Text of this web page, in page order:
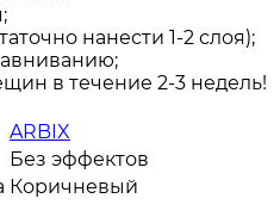
нанести 1-2 слоя);
в течение 2-3 недель!
ARBIX
Без эффектов
Коричневый